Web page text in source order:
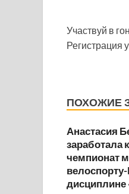
Участвуй в
Регистрация
ПОХОЖИЕ
Анастасия
заработала
чемпионат
дисциплине